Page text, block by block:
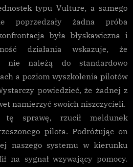
typu Vulture, a samego
poprzedzały żadna próba
była błyskawiczna i
działania wskazuje, że
nie należą do standardowo
a poziom wyszkolenia pilotów
powiedzieć, że żadnej z
namierzyć swoich niszczycieli.
tę sprawę, rzucił meldunek
pilota. Podróżując on
naszego systemu w kierunku
na sygnał wzywający pomocy.